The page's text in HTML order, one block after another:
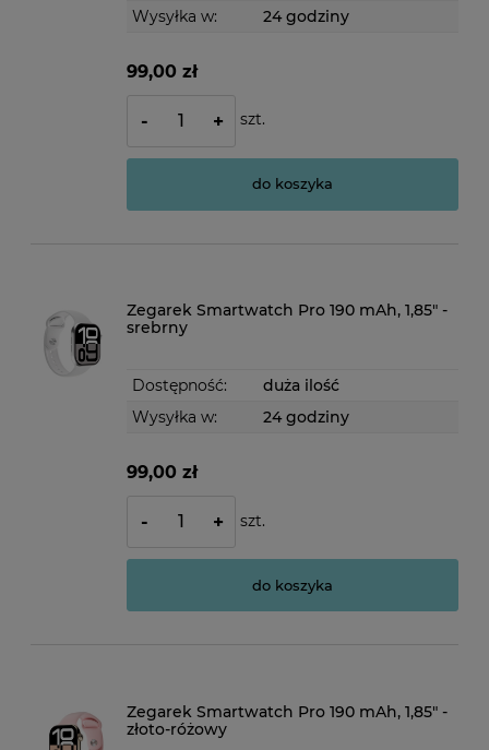
Wysyłka w:
24 godziny
99,00 zł
- + szt.
do koszyka
Zegarek Smartwatch Pro 190 mAh, 1,85" -
srebrny
Dostępność:
duża ilość
Wysyłka w:
24 godziny
99,00 zł
- + szt.
do koszyka
Zegarek Smartwatch Pro 190 mAh, 1,85" -
złoto-różowy